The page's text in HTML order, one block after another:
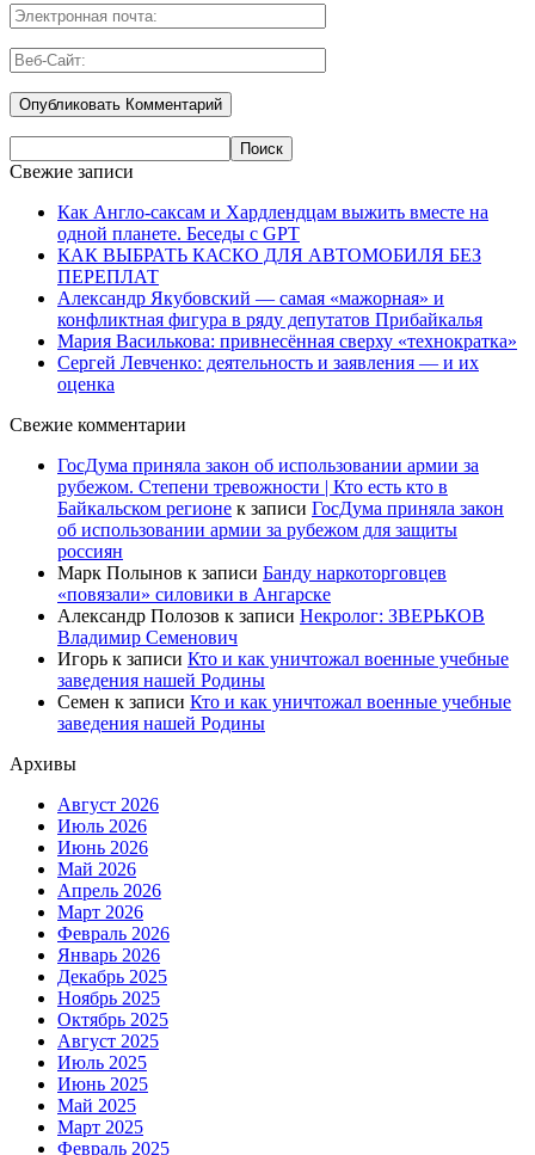
Свежие записи
Как Англо-саксам и Хардлендцам выжить вместе на
одной планете. Беседы с GPT
КАК ВЫБРАТЬ КАСКО ДЛЯ АВТОМОБИЛЯ БЕЗ
ПЕРЕПЛАТ
Александр Якубовский — самая «мажорная» и
конфликтная фигура в ряду депутатов Прибайкалья
Мария Василькова: привнесённая сверху «технократка»
Сергей Левченко: деятельность и заявления — и их
оценка
Свежие комментарии
ГосДума приняла закон об использовании армии за
рубежом. Степени тревожности | Кто есть кто в
Байкальском регионе к записи ГосДума приняла закон
об использовании армии за рубежом для защиты
россиян
Марк Полынов к записи Банду наркоторговцев
«повязали» силовики в Ангарске
Александр Полозов к записи Некролог: ЗВЕРЬКОВ
Владимир Семенович
Игорь к записи Кто и как уничтожал военные учебные
заведения нашей Родины
Семен к записи Кто и как уничтожал военные учебные
заведения нашей Родины
Архивы
Август 2026
Июль 2026
Июнь 2026
Май 2026
Апрель 2026
Март 2026
Февраль 2026
Январь 2026
Декабрь 2025
Ноябрь 2025
Октябрь 2025
Август 2025
Июль 2025
Июнь 2025
Май 2025
Март 2025
Февраль 2025